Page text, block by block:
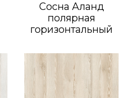
Сосна Аланд
полярная
горизонтальный